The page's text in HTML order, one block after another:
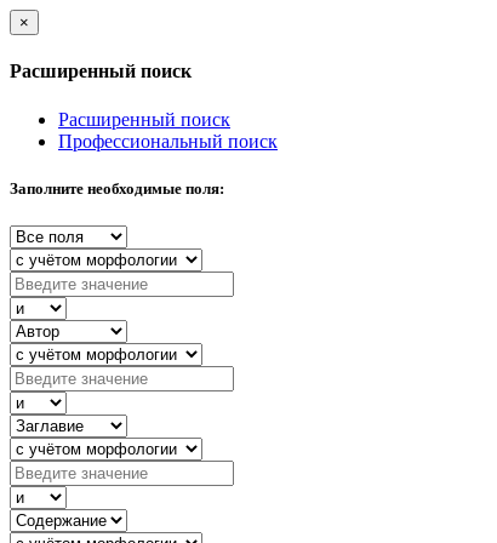
×
Расширенный поиск
Расширенный поиск
Профессиональный поиск
Заполните необходимые поля: